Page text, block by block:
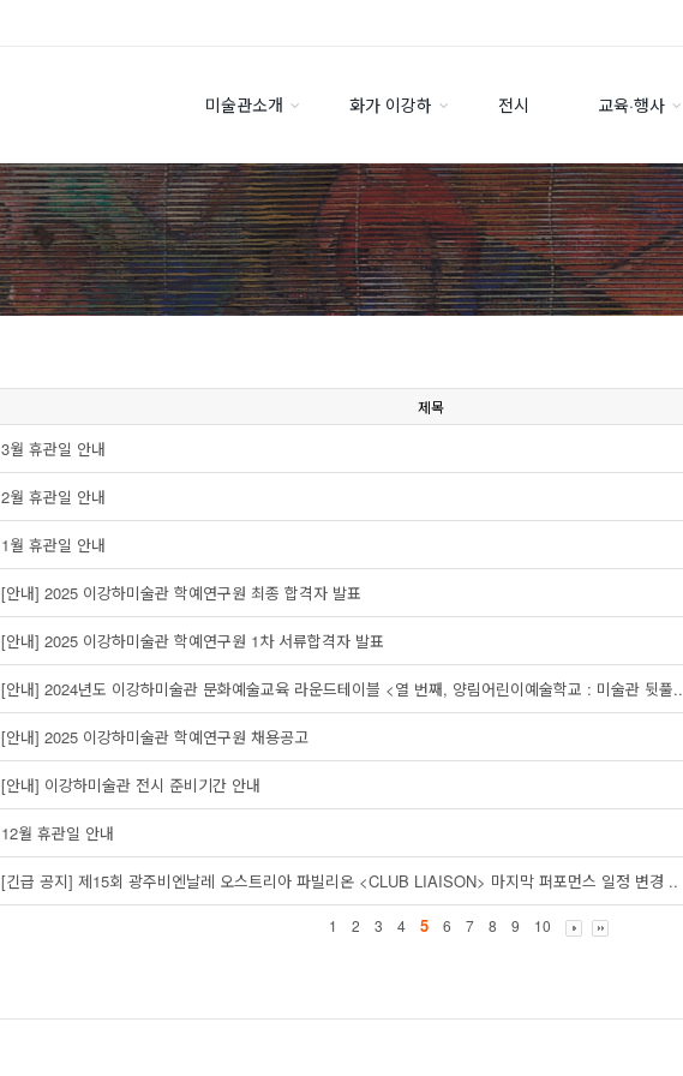
미술관소개 화가 이강하 전시 교육·행사
제목
3월 휴관일 안내
2월 휴관일 안내
1월 휴관일 안내
[안내] 2025 이강하미술관 학예연구원 최종 합격자 발표
[안내] 2025 이강하미술관 학예연구원 1차 서류합격자 발표
[안내] 2024년도 이강하미술관 문화예술교육 라운드테이블 <열 번째, 양림어린이예술학교 : 미술관 뒷풀..
[안내] 2025 이강하미술관 학예연구원 채용공고
[안내] 이강하미술관 전시 준비기간 안내
12월 휴관일 안내
[긴급 공지] 제15회 광주비엔날레 오스트리아 파빌리온 <CLUB LIAISON> 마지막 퍼포먼스 일정 변경 ..
1 2 3 4 5 6 7 8 9 10